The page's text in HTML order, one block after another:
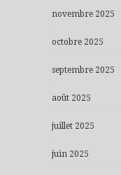
novembre 2025
octobre 2025
septembre 2025
août 2025
juillet 2025
juin 2025